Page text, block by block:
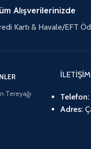
Alışverilerinizde
Kartı & Havale/EFT
Tereyağı
Telefon:
Adres: